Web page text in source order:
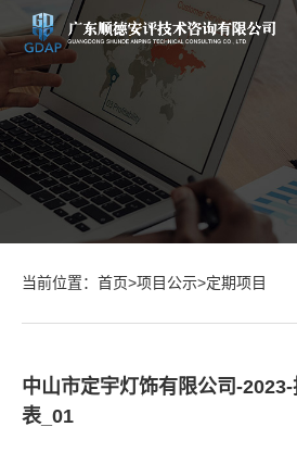
当前位置： 首页>项目公示>定期项目
中山市定宇灯饰有限公司-
表_01